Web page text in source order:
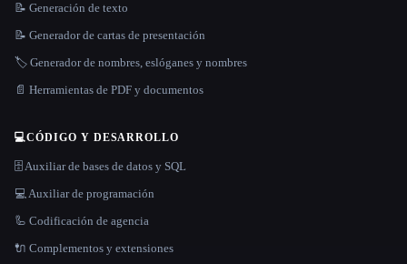
📝 Generación de texto
📝 Generador de cartas de presentación
🏷️ Generador de nombres, eslóganes y nombres
📄 Herramientas de PDF y documentos
💻CÓDIGO Y DESARROLLO
🗄️ Auxiliar de bases de datos y SQL
💻 Auxiliar de programación
🦾 Codificación de agencia
🔌 Complementos y extensiones